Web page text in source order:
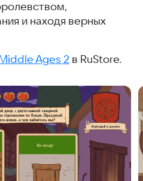
и находя верных
Ages 2 в RuStore.